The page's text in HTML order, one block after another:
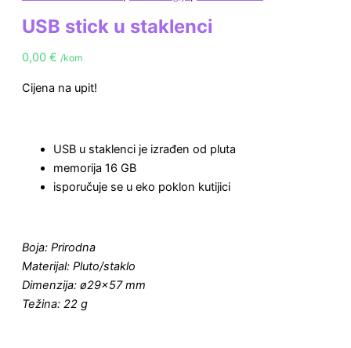
USB stick u staklenci
0,00 € /kom
Cijena na upit!
USB u staklenci je izrađen od pluta
memorija 16 GB
isporučuje se u eko poklon kutijici
Boja: Prirodna
Materijal: Pluto/staklo
Dimenzija: ø29×57 mm
Težina: 22 g